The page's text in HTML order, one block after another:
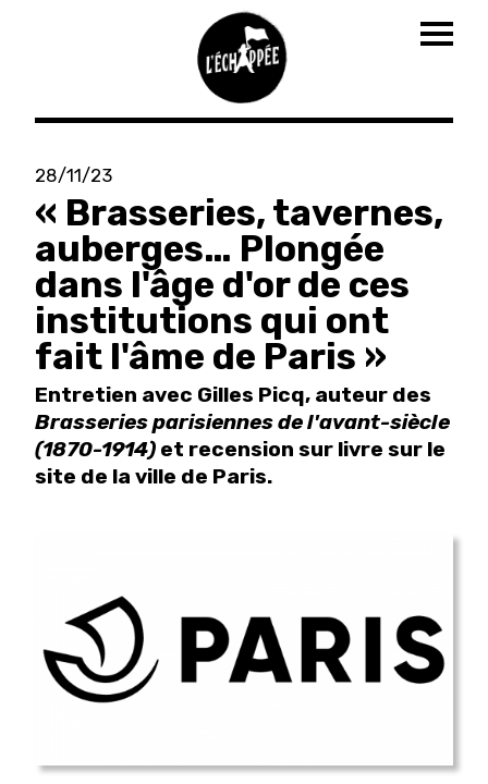
Aller
contenu
principal
28/11/23
« Brasseries, tavernes,
auberges… Plongée
dans l'âge d'or de ces
institutions qui ont
fait l'âme de Paris »
Entretien avec Gilles Picq, auteur des
Brasseries parisiennes de l'avant-siècle
(1870-1914) et recension sur livre sur le
site de la ville de Paris.